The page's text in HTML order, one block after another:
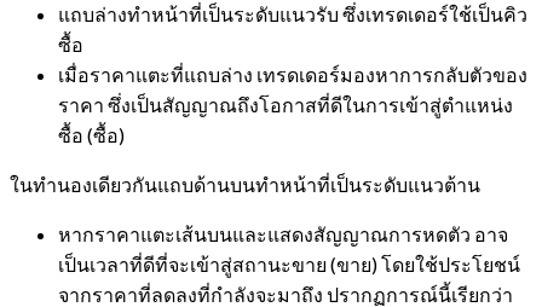
แถบล่างทำหน้าที่เป็นระดับแนวรับ ซึ่งเทรดเดอร์ใช้เป็นคิว
ซื้อ
เมื่อราคาแตะที่แถบล่าง เทรดเดอร์มองหาการกลับตัวของ
ราคา ซึ่งเป็นสัญญาณถึงโอกาสที่ดีในการเข้าสู่ตำแหน่ง
ซื้อ (ซื้อ)
ในทำนองเดียวกันแถบด้านบนทำหน้าที่เป็นระดับแนวต้าน
หากราคาแตะเส้นบนและแสดงสัญญาณการหดตัว อาจ
เป็นเวลาที่ดีที่จะเข้าสู่สถานะขาย (ขาย) โดยใช้ประโยชน์
จากราคาที่ลดลงที่กำลังจะมาถึง ปรากฏการณ์นี้เรียกว่า